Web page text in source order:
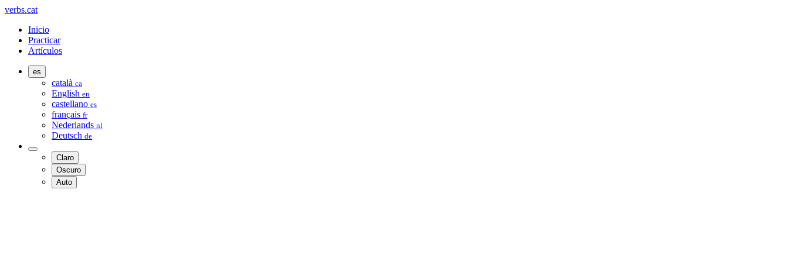
verbs.cat
Inicio
Practicar
Artículos
es
català ca
English en
castellano es
français fr
Nederlands nl
Deutsch de
Claro
Oscuro
Auto